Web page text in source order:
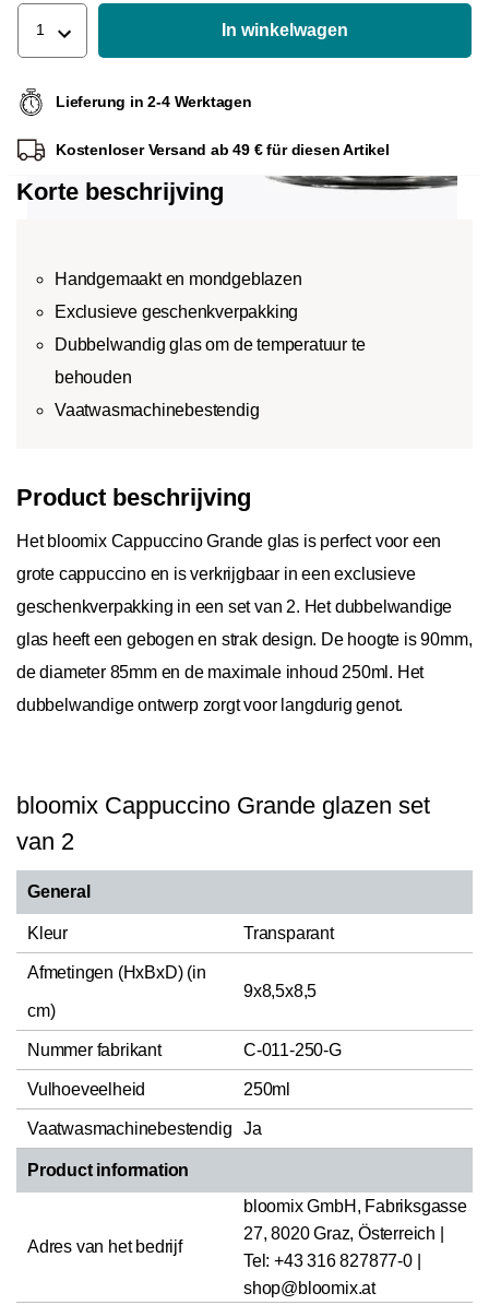
1 In winkelwagen
Lieferung in 2-4 Werktagen
Kostenloser Versand ab 49 € für diesen Artikel
Korte beschrijving
Handgemaakt en mondgeblazen
Exclusieve geschenkverpakking
Dubbelwandig glas om de temperatuur te
behouden
Vaatwasmachinebestendig
Product beschrijving
Het bloomix Cappuccino Grande glas is perfect voor een
grote cappuccino en is verkrijgbaar in een exclusieve
geschenkverpakking in een set van 2. Het dubbelwandige
glas heeft een gebogen en strak design. De hoogte is 90mm,
de diameter 85mm en de maximale inhoud 250ml. Het
dubbelwandige ontwerp zorgt voor langdurig genot.
bloomix Cappuccino Grande glazen set
van 2
General
Kleur Transparant
Afmetingen (HxBxD) (in
cm)
9x8,5x8,5
Nummer fabrikant C-011-250-G
Vulhoeveelheid 250ml
Vaatwasmachinebestendig Ja
Product information
Adres van het bedrijf
bloomix GmbH, Fabriksgasse
27, 8020 Graz, Österreich |
Tel: +43 316 827877-0 |
shop@bloomix.at